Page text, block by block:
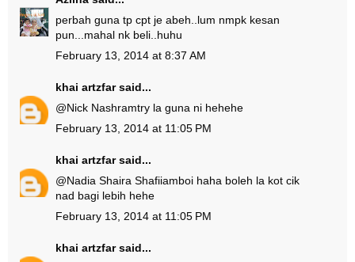
perbah guna tp cpt je abeh..lum nmpk kesan
pun...mahal nk beli..huhu
February 13, 2014 at 8:37 AM
khai artzfarsaid...
@Nick Nashramtry la guna ni hehehe
February 13, 2014 at 11:05 PM
khai artzfarsaid...
@Nadia Shaira Shafiiamboi haha boleh la kot cik
nad bagi lebih hehe
February 13, 2014 at 11:05 PM
khai artzfarsaid...